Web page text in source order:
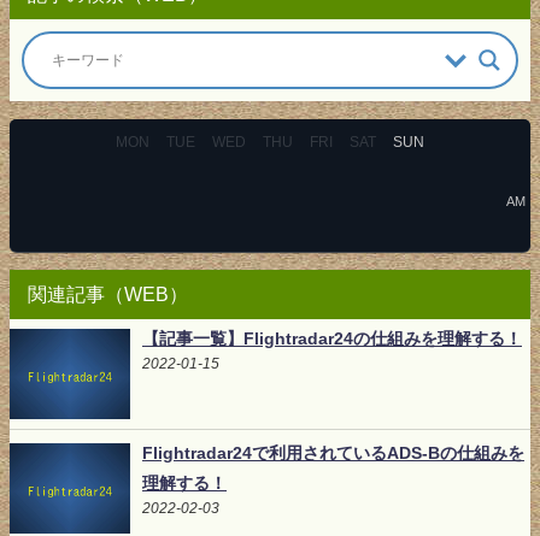
MON TUE WED THU FRI SAT SUN
AM
関連記事（WEB）
【記事一覧】Flightradar24の仕組みを理解する！
2022-01-15
Flightradar24で利用されているADS-Bの仕組みを
理解する！
2022-02-03